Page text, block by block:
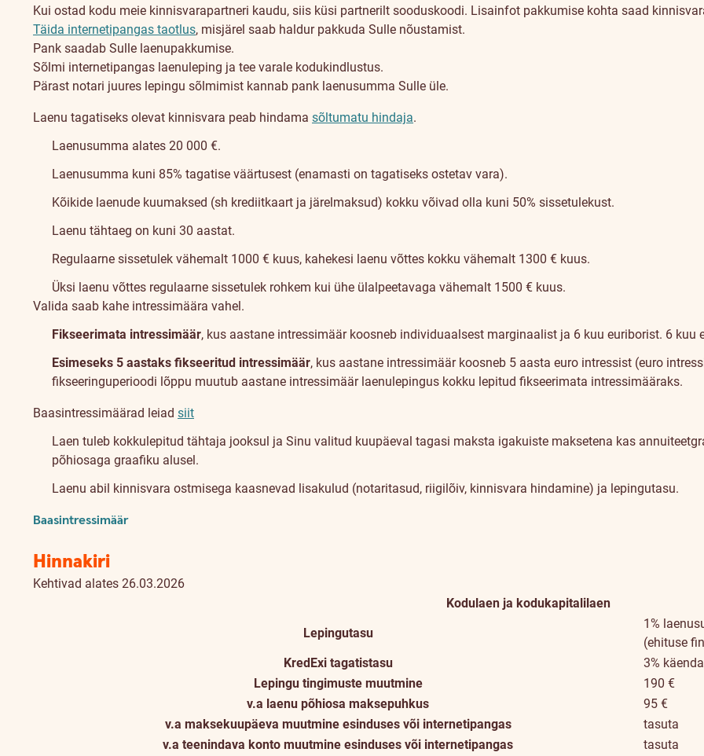
Kui ostad kodu meie kinnisvarapartneri kaudu, siis küsi partnerilt sooduskoodi. Lisainfot pakkumise kohta saad
Täida internetipangas taotlus, misjärel saab haldur pakkuda Sulle nõustamist.
Pank saadab Sulle laenupakkumise.
Sõlmi internetipangas laenuleping ja tee varale kodukindlustus.
Pärast notari juures lepingu sõlmimist kannab pank laenusumma Sulle üle.
Laenu tagatiseks olevat kinnisvara peab hindama sõltumatu hindaja.
Laenusumma alates 20 000 €.
Laenusumma kuni 85% tagatise väärtusest (enamasti on tagatiseks ostetav vara).
Kõikide laenude kuumaksed (sh krediitkaart ja järelmaksud) kokku võivad olla kuni 50% sissetulekust.
Laenu tähtaeg on kuni 30 aastat.
Regulaarne sissetulek vähemalt 1000 € kuus, kahekesi laenu võttes kokku vähemalt 1300 € kuus.
Üksi laenu võttes regulaarne sissetulek rohkem kui ühe ülalpeetavaga vähemalt 1500 € kuus.
Valida saab kahe intressimäära vahel.
Fikseerimata intressimäär, kus aastane intressimäär koosneb individuaalsest marginaalist ja 6 kuu euriborist. 6 kuu
Esimeseks 5 aastaks fikseeritud intressimäär, kus aastane intressimäär koosneb 5 aasta euro intressist (euro
fikseeringuperioodi lõppu muutub aastane intressimäär laenulepingus kokku lepitud fikseerimata intressimääraks.
Baasintressimäärad leiad siit
Laen tuleb kokkulepitud tähtaja jooksul ja Sinu valitud kuupäeval tagasi maksta igakuiste maksetena kas
põhiosaga graafiku alusel.
Laenu abil kinnisvara ostmisega kaasnevad lisakulud (notaritasud, riigilõiv, kinnisvara hindamine) ja lepingutasu.
Baasintressimäär
Hinnakiri
Kehtivad alates 26.03.2026
Kodulaen ja kodukapitalilaen
Lepingutasu
1%
(ehituse
KredExi tagatistasu
3%
Lepingu tingimuste muutmine
190 €
v.a laenu põhiosa maksepuhkus
95 €
v.a maksekuupäeva muutmine esinduses või internetipangas
tasuta
v.a teenindava konto muutmine esinduses või internetipangas
tasuta